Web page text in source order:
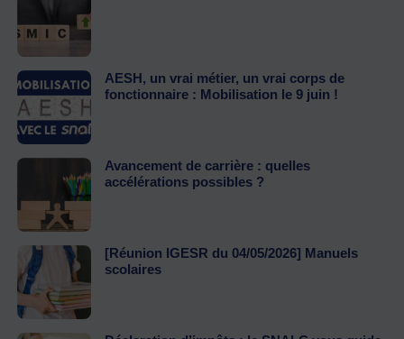
AESH, un vrai métier, un vrai corps de
fonctionnaire : Mobilisation le 9 juin !
Avancement de carrière : quelles
accélérations possibles ?
[Réunion IGESR du 04/05/2026] Manuels
scolaires